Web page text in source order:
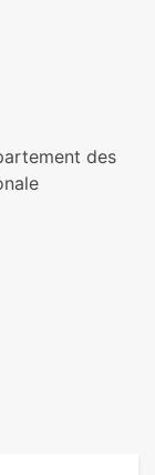
des